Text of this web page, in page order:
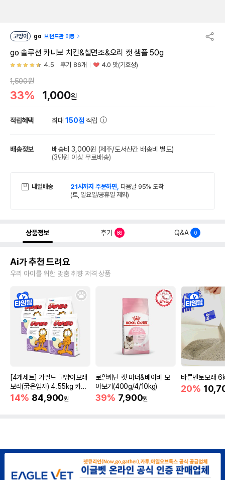
고양이 go 브랜드관 이동
go 솔루션 카니보 치킨&칠면조&오리 캣 샘플 50g
4.5 후기 86개 4.0 맛(기호성)
1,500원
33% 1,000원
적립혜택 최대150점 적립
배송정보 배송비 3,000원 (제주/도서산간 배송비 별도)
(3만원 이상 무료배송)
내일배송 21시까지 주문하면, 다음날 95% 도착
(토, 일요일/공휴일 제외)
상품정보 후기 86 Q&A 0
Ai가 추천 드려요
우리 아이를 위한 맞춤 취향 저격 상품
[4개세트] 가필드 고양이모래
보라(굵은입자) 4.55kg 카사
바모래
14% 84,900원
로얄캐닌 캣 마더&베이비 모
아보기(400g/4/10kg)
39% 7,900원
바른벤토모래
20%